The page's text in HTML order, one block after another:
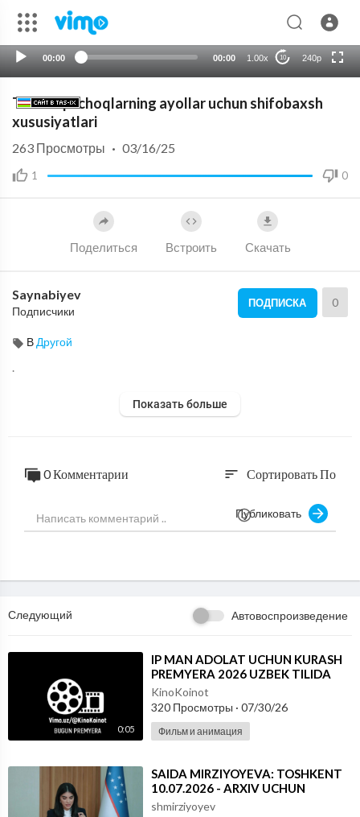
00:00 00:00 1.00x 10 240p
auto
Tilla taqinchoqlarning ayollar uchun shifobaxsh
xususiyatlari
1 0
263 Просмотры · 03/16/25
Поделиться Встроить Скачать
Saynabiyev
Подписчики
ПОДПИСКА 0
В Другой
.
Показать больше
0 Комментарии sort Сортировать По
Публиковать
Следующий Автовоспроизведение
0:05
⁣IP MAN ADOLAT UCHUN KURASH
PREMYERA 2026 UZBEK TILIDA
KinoKoinot
320 Просмотры · 07/30/26
Фильм и анимация
⁣⁣SAIDA MIRZIYOYEVA: TOSHKENT
10.07.2026 - ARXIV UCHUN
shmirziyoyev